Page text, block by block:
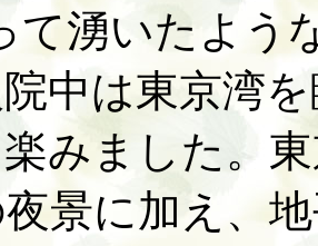
て湧いたよう
中は東京湾
みました。
景に加え、